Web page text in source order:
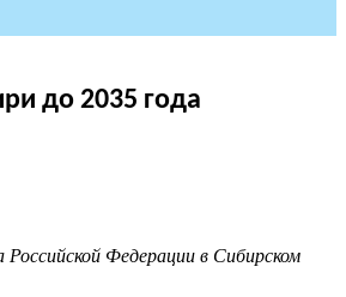
до 2035 года
Федерации в Сибирском